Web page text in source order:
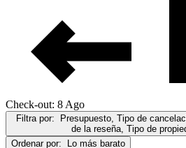
Check-out: 8 Ago
Filtra por: Presupuesto, Tipo de
de la reseña, Tipo de
Ordenar por: Lo más barato